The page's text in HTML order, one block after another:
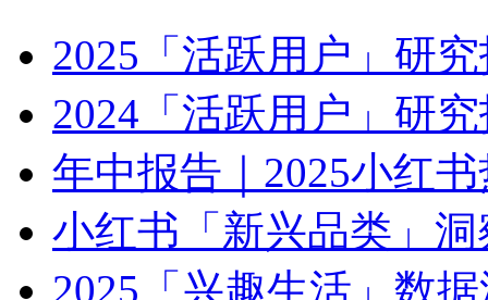
2025「活跃用户」研
2024「活跃用户」研
年中报告｜2025小红
小红书「新兴品类」
2025「兴趣生活」数